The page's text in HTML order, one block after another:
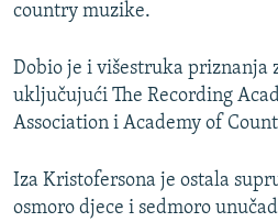
country muzike.
Dobio je i višestruka priznanja
uključujući The Recording
Association i Academy of
Iza Kristofersona je ostala
osmoro djece i sedmoro